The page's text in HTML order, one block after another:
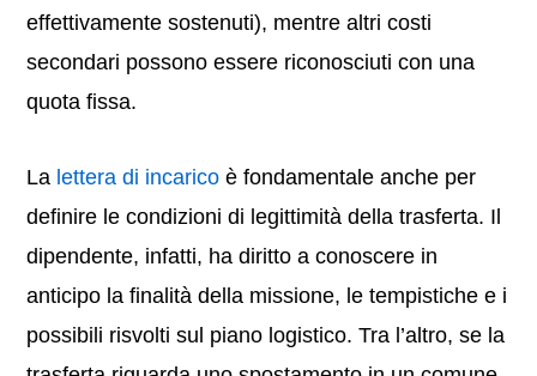
effettivamente sostenuti), mentre altri costi
secondari possono essere riconosciuti con una
quota fissa.
La lettera di incarico è fondamentale anche per
definire le condizioni di legittimità della trasferta. Il
dipendente, infatti, ha diritto a conoscere in
anticipo la finalità della missione, le tempistiche e i
possibili risvolti sul piano logistico. Tra l’altro, se la